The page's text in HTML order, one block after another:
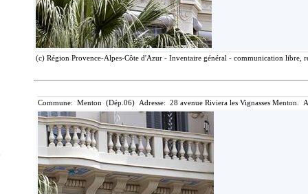
(c) Région Provence-Alpes-Côte d'Azur - Inventaire général - communication libre,
Commune: Menton (Dép.06) Adresse: 28 avenue Riviera les Vignasses Menton.